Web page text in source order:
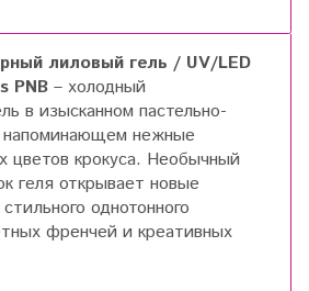
лиловый гель / UV/LED
PNB – холодный
в изысканном пастельно-
напоминающем нежные
цветов крокуса. Необычный
геля открывает новые
однотонного
френчей и креативных